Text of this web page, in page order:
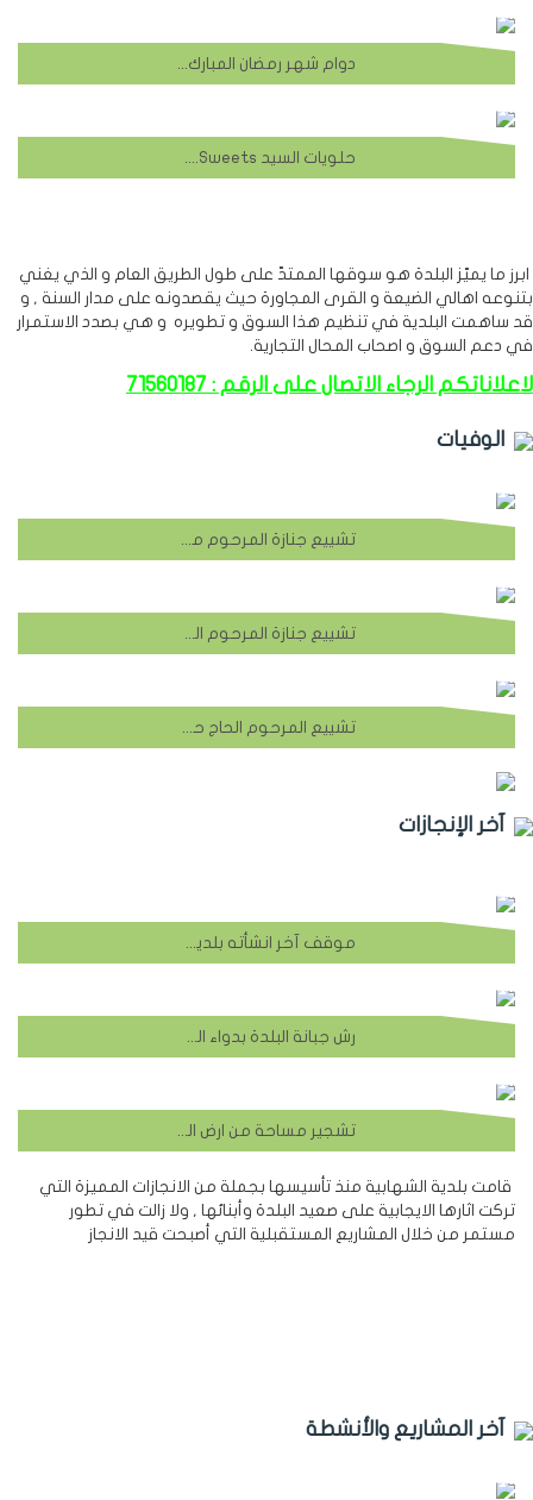
دوام شهر رمضان المبارك في مطعم أريزونا
حلويات السيد Mr.Sweets
ابرز ما يميّز البلدة هو سوقها الممتدّ على طول الطريق العام و الذي يغني
بتنوعه اهالي الضيعة و القرى المجاورة حيث يقصدونه على مدار السنة , و
قد ساهمت البلدية في تنظيم هذا السوق و تطويره و هي بصدد الاستمرار
في دعم السوق و اصحاب المحال التجارية.
لاعلاناتكم الرجاء الاتصال على الرقم : 71560187
الوفيات
تشييع جنازة المرحوم محمد علي الحاج صالح بيضون
تشييع جنازة المرحوم الحاج محمد محيي الدين بيضون
تشييع المرحوم الحاج حسين علي ناصر الدين
آخر الإنجازات
موقف آخر انشأته بلدية الشهابية
رش جبانة البلدة بدواء العشب
تشجير مساحة من ارض المكب
قامت بلدية الشهابية منذ تأسيسها بجملة من الانجازات المميزة التي
تركت اثارها الايجابية على صعيد البلدة وأبنائها , ولا زالت في تطور
مستمر من خلال المشاريع المستقبلية التي أصبحت قيد الانجاز
آخر المشاريع والأنشطة